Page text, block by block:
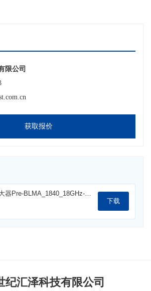
限公司
获取报价
下载
纪汇泽科技有限公司